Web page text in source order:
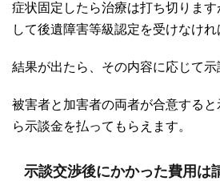
症状固定したら治療は打ち切りま
して後遺障害等級認定を受けなけれ
結果が出たら、その内容に応じて示
被害者と加害者の両者が合意する
ら示談金を払ってもらえます。
示談交渉後にかかった費用は